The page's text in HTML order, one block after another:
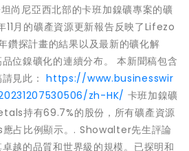
尚尼亞西北部的卡班加鎳礦專案的礦
月的礦產資源更新報告反映了Lifezo
探計畫的結果以及最新的礦化解
位鎳礦化的連續分布。 本新聞稿包含
請見此：https://www.businesswir
zh-HK/ 卡班加鎳礦
持有69.7%的股份，所有礦產資源
占比例顯示。. Showalter先生評論
越的品質和世界級的規模。已探明和